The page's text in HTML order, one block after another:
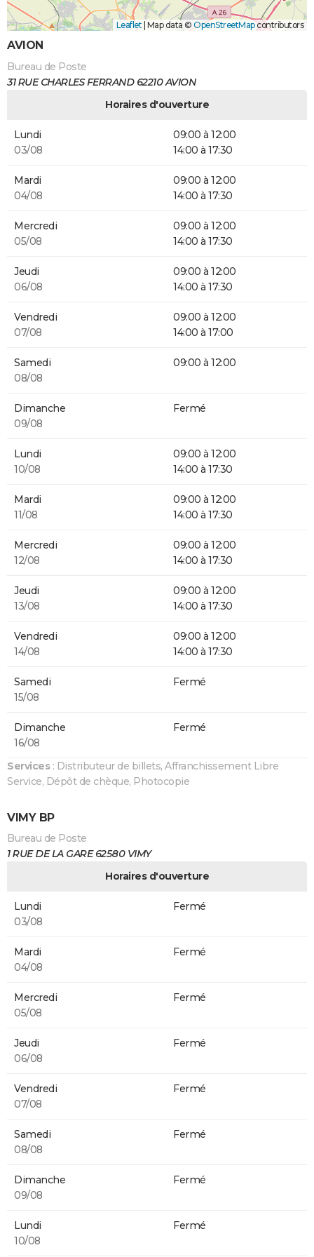
Leaflet Map data © OpenStreetMapcontributors
AVION
Bureau de Poste
31 RUE CHARLES FERRAND 62210 AVION
Horaires d'ouverture
Lundi
03/08
09:00 à 12:00
14:00 à 17:30
Mardi
04/08
09:00 à 12:00
14:00 à 17:30
Mercredi
05/08
09:00 à 12:00
14:00 à 17:30
Jeudi
06/08
09:00 à 12:00
14:00 à 17:30
Vendredi
07/08
09:00 à 12:00
14:00 à 17:00
Samedi
08/08
09:00 à 12:00
Dimanche
09/08
Fermé
Lundi
10/08
09:00 à 12:00
14:00 à 17:30
Mardi
11/08
09:00 à 12:00
14:00 à 17:30
Mercredi
12/08
09:00 à 12:00
14:00 à 17:30
Jeudi
13/08
09:00 à 12:00
14:00 à 17:30
Vendredi
14/08
09:00 à 12:00
14:00 à 17:30
Samedi
15/08
Fermé
Dimanche
16/08
Fermé
Services: Distributeur de billets, Affranchissement Libre
Service, Dépôt de chèque, Photocopie
VIMY BP
Bureau de Poste
1 RUE DE LA GARE 62580 VIMY
Horaires d'ouverture
Lundi
03/08
Fermé
Mardi
04/08
Fermé
Mercredi
05/08
Fermé
Jeudi
06/08
Fermé
Vendredi
07/08
Fermé
Samedi
08/08
Fermé
Dimanche
09/08
Fermé
Lundi
10/08
Fermé